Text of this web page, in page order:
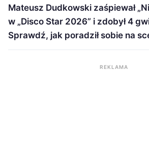
Mateusz Dudkowski zaśpiewał
w „Disco Star 2026” i zdobył 4
Sprawdź, jak poradził sobie na
REKLAMA